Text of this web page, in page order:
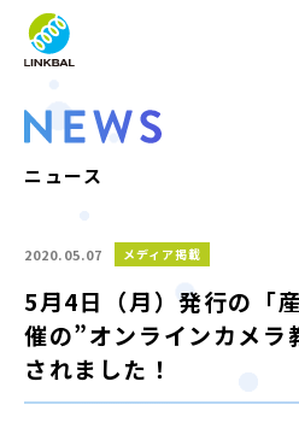
WHO WE ARE
SERVICE
IR
RECRUIT
NEWS
JP
ニュース
2020.05.07 メディア掲載
5月4日（月）発行の「
催の”オンラインカメラ
されました！